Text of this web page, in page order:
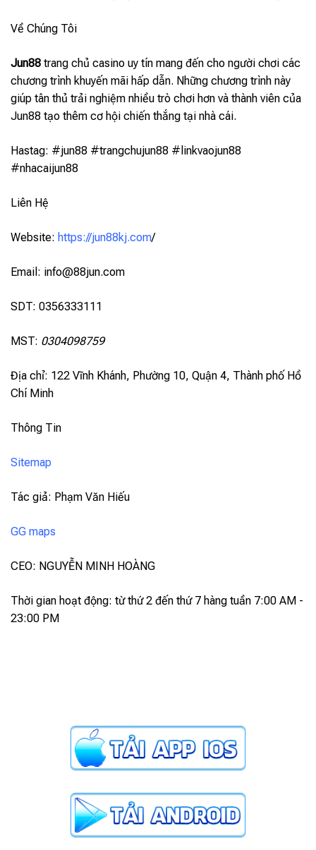
Về Chúng Tôi
Jun88 trang chủ casino uy tín mang đến cho người chơi các
chương trình khuyến mãi hấp dẫn. Những chương trình này
giúp tân thủ trải nghiệm nhiều trò chơi hơn và thành viên của
Jun88 tạo thêm cơ hội chiến thắng tại nhà cái.
Hastag: #jun88 #trangchujun88 #linkvaojun88
#nhacaijun88
Liên Hệ
Website: https://jun88kj.com/
Email: info@88jun.com
SDT: 0356333111
MST: 0304098759
Địa chỉ: 122 Vĩnh Khánh, Phường 10, Quận 4, Thành phố Hồ
Chí Minh
Thông Tin
Sitemap
Tác giả: Phạm Văn Hiếu
GG maps
CEO: NGUYỄN MINH HOÀNG
Thời gian hoạt động: từ thứ 2 đến thứ 7 hàng tuần 7:00 AM -
23:00 PM